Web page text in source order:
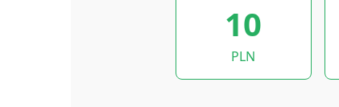
10
PLN